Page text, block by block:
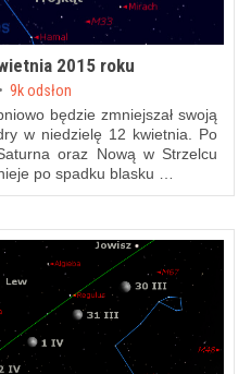
2015 roku
9k odsłon
będzie zmniejszał swoją
w niedzielę 12 kwietnia. Po
oraz Nową w Strzelcu
po spadku blasku …